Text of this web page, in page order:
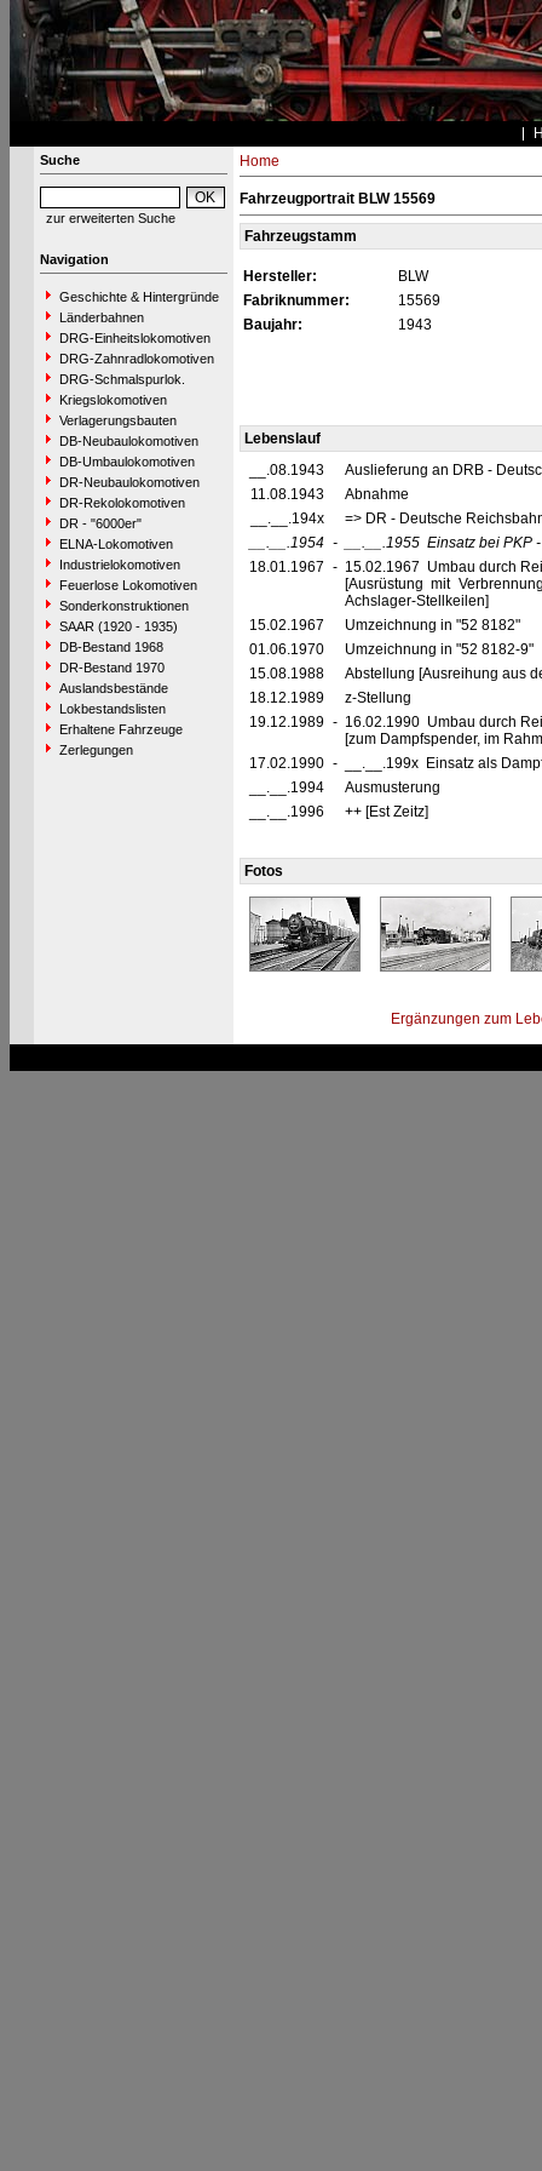
Suche
zur erweiterten Suche
Navigation
Geschichte & Hintergründe
Länderbahnen
DRG-Einheitslokomotiven
DRG-Zahnradlokomotiven
DRG-Schmalspurlok.
Kriegslokomotiven
Verlagerungsbauten
DB-Neubaulokomotiven
DB-Umbaulokomotiven
DR-Neubaulokomotiven
DR-Rekolokomotiven
DR - "6000er"
ELNA-Lokomotiven
Industrielokomotiven
Feuerlose Lokomotiven
Sonderkonstruktionen
SAAR (1920 - 1935)
DB-Bestand 1968
DR-Bestand 1970
Auslandsbestände
Lokbestandslisten
Erhaltene Fahrzeuge
Zerlegungen
Home
Fahrzeugportrait BLW 15569
Fahrzeugstamm
Hersteller:
BLW
Fabriknummer:
15569
Baujahr:
1943
Lebenslauf
__.08.1943
Auslieferung an DRB -
11.08.1943
Abnahme
__.__.194x
=> DR - Deutsche
__.__.1954 - __.__.1955 Einsatz bei PKP
18.01.1967 - 15.02.1967 Umbau durch
[Ausrüstung mit
Achslager-Stellkeilen]
15.02.1967
Umzeichnung in "52 8182"
01.06.1970
Umzeichnung in "52 8182-9"
15.08.1988
Abstellung [Ausreihung aus
18.12.1989
z-Stellung
19.12.1989 - 16.02.1990 Umbau durch
[zum Dampfspender, im
17.02.1990 -
__.__.199x Einsatz als
__.__.1994
Ausmusterung
__.__.1996
++ [Est Zeitz]
Fotos
Ergänzungen zum